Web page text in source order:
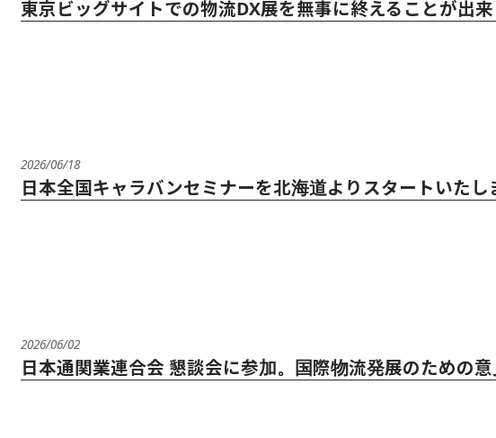
東京ビッグサイトでの物流DX展を無事に終えることが出来
2026/06/18
日本全国キャラバンセミナーを北海道よりスタートいたし
2026/06/02
日本通関業連合会 懇談会に参加。国際物流発展のための意